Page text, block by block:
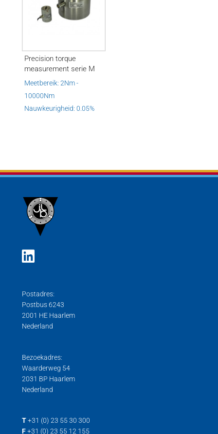
Precision torque
measurement serie M
Meetbereik: 2Nm -
10000Nm
Nauwkeurigheid: 0.05%
Postadres:
Postbus 6243
2001 HE Haarlem
Nederland
Bezoekadres:
Waarderweg 54
2031 BP Haarlem
Nederland
T +31 (0) 23 55 30 300
F +31 (0) 23 55 12 155